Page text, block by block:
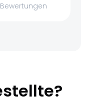
Bewertungen